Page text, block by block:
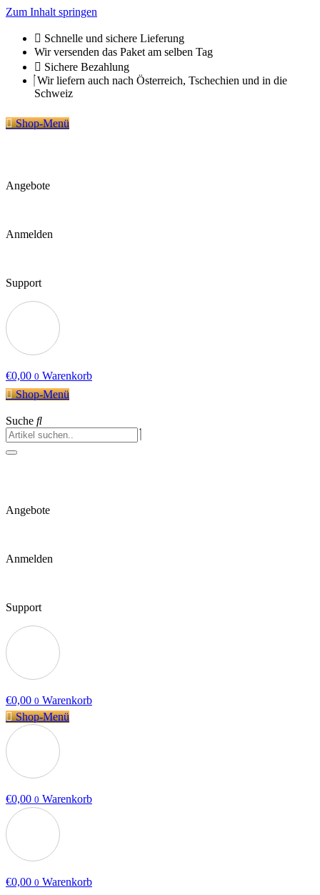
Zum Inhalt springen
Schnelle und sichere Lieferung
Wir versenden das Paket am selben Tag
Sichere Bezahlung
Wir liefern auch nach Österreich, Tschechien und in die
Schweiz
Shop-Menü
Angebote
Anmelden
Support
€0,00 0 Warenkorb
Shop-Menü
Suche
Angebote
Anmelden
Support
€0,00 0 Warenkorb
Shop-Menü
€0,00 0 Warenkorb
€0,00 0 Warenkorb